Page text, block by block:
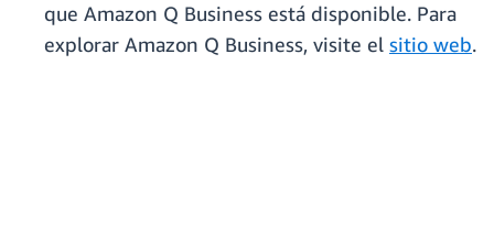
que Amazon Q Business está disponible. Para
explorar Amazon Q Business, visite el sitio web.